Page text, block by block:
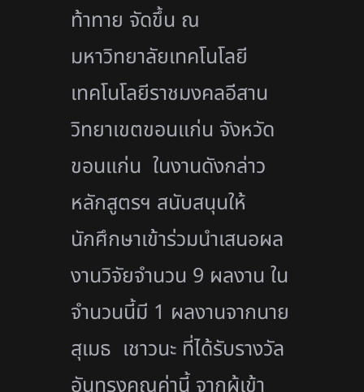
ท้าทาย จัดขึ้น ณ
มหาวิทยาลัยเทคโนโลยี
เทคโนโลยีราชมงคลอีสาน
วิทยาเขตขอนแก่น จังหวัด
ขอนแก่น ในงานดังกล่าว
หลักสูตรฯ สนับสนุนให้
นักศึกษาเข้าร่วมนำเสนอผล
งานวิจัยจำนวน 9 ผลงาน ใน
จำนวนนี้มี 1 ผลงานจากนาย
สุเมธ เชาวนะ ที่ได้รับรางวัล
อันทรงคุณค่านี้ จากผู้เข้า